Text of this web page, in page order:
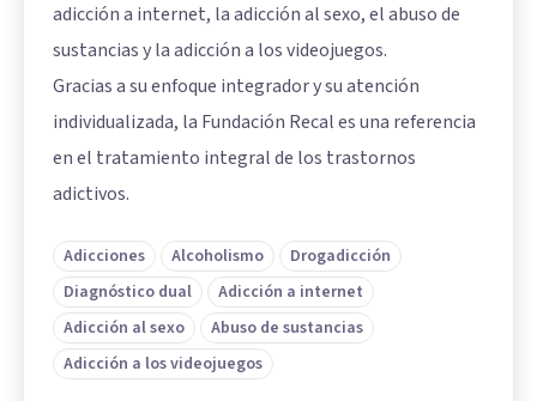
adicción a internet, la adicción al sexo, el abuso de
sustancias y la adicción a los videojuegos.
Gracias a su enfoque integrador y su atención
individualizada, la Fundación Recal es una referencia
en el tratamiento integral de los trastornos
adictivos.
Adicciones Alcoholismo
Drogadicción
Diagnóstico dual
Adicción a internet
Adicción al sexo
Abuso de sustancias
Adicción a los videojuegos